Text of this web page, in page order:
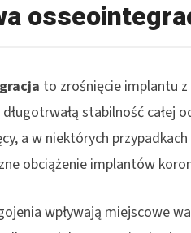
to zrośnięcie implantu
stabilność
a w niektórych
obciążenie implantów
wpływają miejscowe